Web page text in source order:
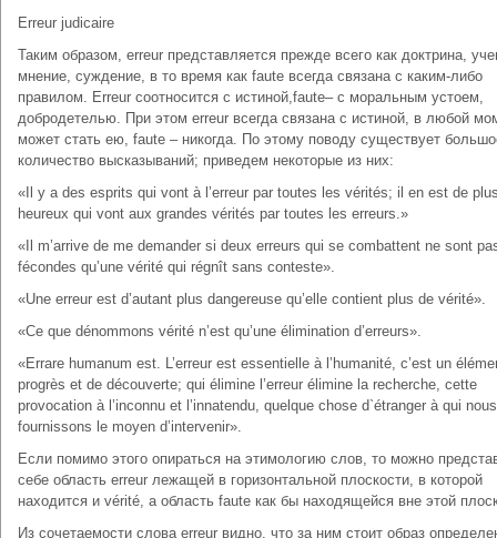
Erreur judicaire
Таким образом, erreur представляется прежде всего как доктрина,
мнение, суждение, в то время как faute всегда связана с каким-либо
правилом. Erreur соотносится с истиной,faute– с моральным устоем,
добродетелью. При этом erreur всегда связана с истиной, в любой
может стать ею, faute – никогда. По этому поводу существует
количество высказываний; приведем некоторые из них:
«Il y a des esprits qui vont à l’erreur par toutes les vérités; il en est de
heureux qui vont aux grandes vérités par toutes les erreurs.»
«Il m’arrive de me demander si deux erreurs qui se combattent ne sont
fécondes qu’une vérité qui régnît sans conteste».
«Une erreur est d’autant plus dangereuse qu’elle contient plus de vérité».
«Ce que dénommons vérité n’est qu’une élimination d’erreurs».
«Errare humanum est. L’erreur est essentielle à l’humanité, c’est un
progrès et de découverte; qui élimine l’erreur élimine la recherche, cette
provocation à l’inconnu et l’innatendu, quelque chose d`étranger à qui nous
fournissons le moyen d’intervenir».
Если помимо этого опираться на этимологию слов, то можно
себе область erreur лежащей в горизонтальной плоскости, в которой
находится и vérité, а область faute как бы находящейся вне этой
Из сочетаемости слова erreur видно, что за ним стоит образ